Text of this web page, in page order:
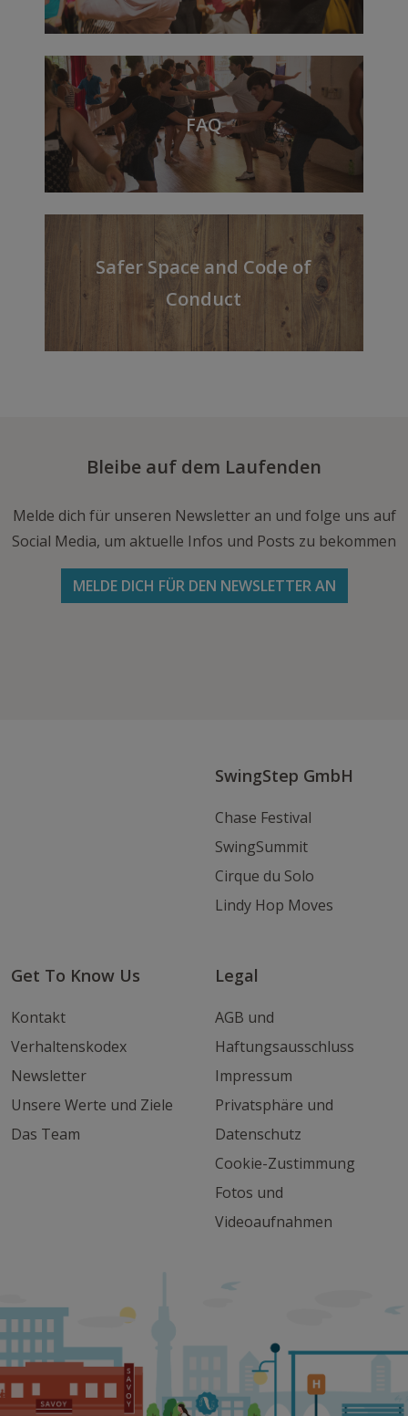
FAQ
Safer Space and Code of
Conduct
Bleibe auf dem Laufenden
Melde dich für unseren Newsletter an und folge uns auf
Social Media, um aktuelle Infos und Posts zu bekommen
MELDE DICH FÜR DEN NEWSLETTER AN
SwingStep GmbH
Chase Festival
SwingSummit
Cirque du Solo
Lindy Hop Moves
Get To Know Us
Kontakt
Verhaltenskodex
Newsletter
Unsere Werte und Ziele
Das Team
Legal
AGB und
Haftungsausschluss
Impressum
Privatsphäre und
Datenschutz
Cookie-Zustimmung
Fotos und
Videoaufnahmen